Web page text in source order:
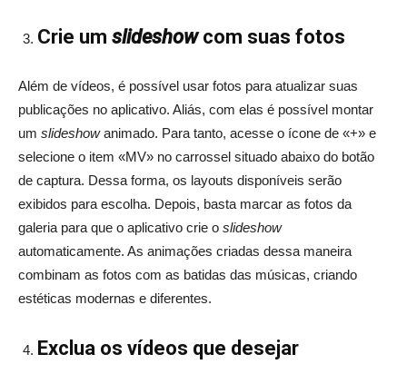
Crie um slideshowcom suas fotos
Além de vídeos, é possível usar fotos para atualizar suas
publicações no aplicativo. Aliás, com elas é possível montar
um slideshowanimado. Para tanto, acesse o ícone de «+» e
selecione o item «MV» no carrossel situado abaixo do botão
de captura. Dessa forma, os layouts disponíveis serão
exibidos para escolha. Depois, basta marcar as fotos da
galeria para que o aplicativo crie o slideshow
automaticamente. As animações criadas dessa maneira
combinam as fotos com as batidas das músicas, criando
estéticas modernas e diferentes.
Exclua os vídeos que desejar